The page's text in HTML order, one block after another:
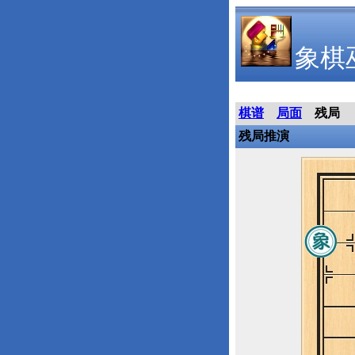
象棋
棋谱 局面
残局
残局推演